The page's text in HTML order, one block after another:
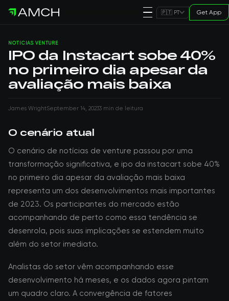
🇵🇹 PT Get App
NOTÍCIAS VENTURE
IPO da Instacart sobe 40%
no primeiro dia apesar da
avaliação mais baixa
James WrightSeptember 14, 20233 min de leitura
O cenário atual
O cenário de notícias de venture passou por uma
transformação significativa, e ipo da instacart sobe 40%
no primeiro dia apesar da avaliação mais baixa
representa um dos desenvolvimentos mais importantes
de 2023. Os participantes do mercado estão
acompanhando de perto como essa tendência se
desenrola, pois suas implicações se estendem muito
além do setor imediato.
Analistas do setor vêm acompanhando esse
desenvolvimento há meses, e os dados agora pintam
um quadro claro. A convergência de fatores